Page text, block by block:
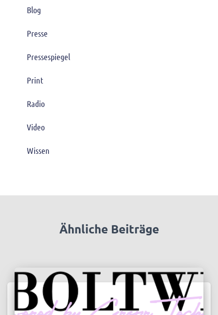
Blog
Presse
Pressespiegel
Print
Radio
Video
Wissen
Ähnliche Beiträge